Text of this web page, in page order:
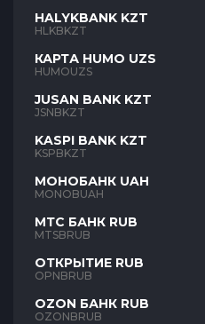
HALYKBANK KZT
HLKBKZT
КАРТА HUMO UZS
HUMOUZS
JUSAN BANK KZT
JSNBKZT
KASPI BANK KZT
KSPBKZT
МОНОБАНК UAH
MONOBUAH
МТС БАНК RUB
MTSBRUB
ОТКРЫТИЕ RUB
OPNBRUB
OZON БАНК RUB
OZONBRUB